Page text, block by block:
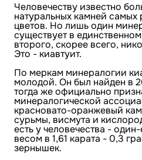
Человечеству известно
натуральных камней самых
цветов. Но лишь один
существует в
второго, скорее всего,
Это - киавтуит.
По меркам минералогии
молодой. Он был найден в
тогда же официально
минералогической
красновато-оранжевый
сурьмы, висмута и
есть у человечества -
весом в 1,61 карата - 0,3
зернышек.